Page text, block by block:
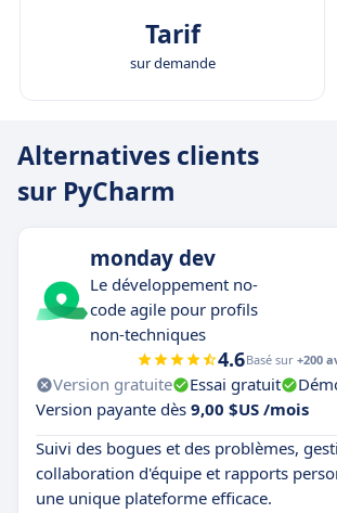
Tarif
sur demande
Alternatives clients
sur PyCharm
monday dev
Le développement no-
code agile pour profils
non-techniques
4.6Basé sur +200
Version gratuite Essai gratuit
Version payante dès 9,00 $US /mois
Suivi des bogues et des problèmes,
collaboration d'équipe et rapports
une unique plateforme efficace.